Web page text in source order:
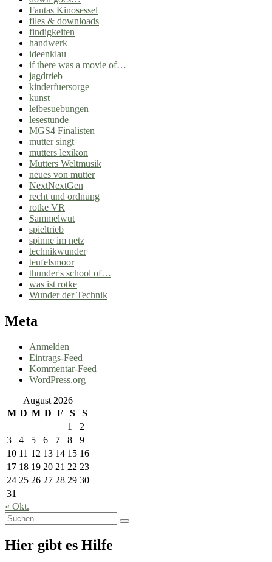
Fantas Kinosessel
files & downloads
findigkeiten
handwerk
ideenklau
if there was a movie of…
jagdtrieb
kinderfuersorge
kunst
leibesuebungen
lesestunde
MGS4 Finalisten
mutter singt
mutters lexikon
Mutters Weltmusik
neues von mutter
NextNextGen
recht und ordnung
rotke VR
Sammelwut
spieltrieb
spinne im netz
technikwunder
teufelsmoor
thunder's school of…
was ist rotke
Wunder der Technik
Meta
Anmelden
Eintrags-Feed
Kommentar-Feed
WordPress.org
August 2026
M D M D F S
S
1
2
3
4 5 6 7 8
9
10 11 12 13 14 15 16
17 18 19 20 21 22 23
24 25 26 27 28 29 30
31
« Okt.
Suchen
nach:
Suchen
Hier gibt es Hilfe